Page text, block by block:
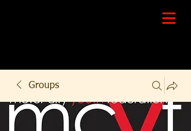
Groups